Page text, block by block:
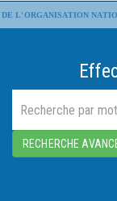
L'ORGANISATION
RECHERCHE